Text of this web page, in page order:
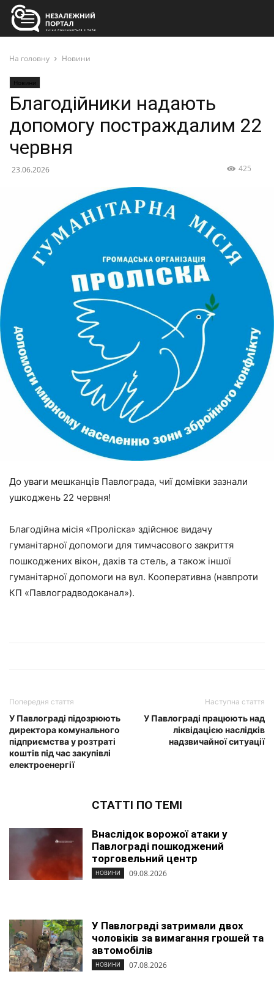
На головну Новини
Новини
Благодійники надають
допомогу постраждалим 22
червня
23.06.2026 425
До уваги мешканців Павлограда, чиї домівки зазнали
ушкоджень 22 червня!
Благодійна місія «Проліска» здійснює видачу
гуманітарної допомоги для тимчасового закриття
пошкоджених вікон, дахів та стель, а також іншої
гуманітарної допомоги на вул. Кооперативна (навпроти
КП «Павлоградводоканал»).
Попередня стаття
У Павлограді підозрюють
директора комунального
підприємства у розтраті
коштів під час закупівлі
електроенергії
Наступна стаття
У Павлограді працюють над
ліквідацією наслідків
надзвичайної ситуації
СТАТТІ ПО ТЕМІ
Внаслідок ворожої атаки у
Павлограді пошкоджений
торговельний центр
НОВИНИ 09.08.2026
У Павлограді затримали двох
чоловіків за вимагання грошей та
автомобілів
НОВИНИ 07.08.2026